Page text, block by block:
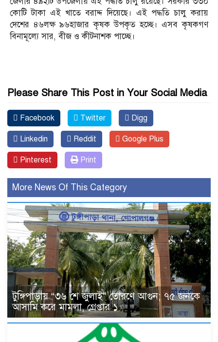
কোটি টাকা এই খাতে বরাদ্দ দিয়েছে। এই পদ্ধতি চালু করায়
দেশের ৪৬লক্ষ ৯৬হাজার কৃষক উপকৃত হচ্ছে। এসব কৃষকগণ
বিনামূল্যে সার, বীজ ও কীটনাশক পাচ্ছে।
Please Share This Post in Your Social Media
Facebook Twitter Digg
Linkedin Reddit Google Plus
Pinterest Print
More News Of This Category
টুঙ্গিপাড়ায় “৩৬ শে জুলাই” তোরণে আগুন; ৭৫ জনকে
আসামি করে মামলা, গ্রেপ্তার ১